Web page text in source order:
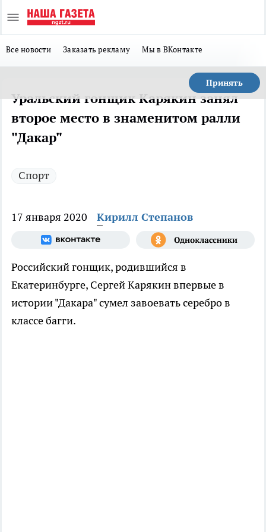
Все новости Заказать рекламу Мы в ВКонтакте
Принять
Уральский гонщик Карякин занял
второе место в знаменитом ралли
"Дакар"
Спорт
17 января 2020 Кирилл Степанов
Российский гонщик, родившийся в
Екатеринбурге, Сергей Карякин впервые в
истории "Дакара" сумел завоевать серебро в
классе багги.